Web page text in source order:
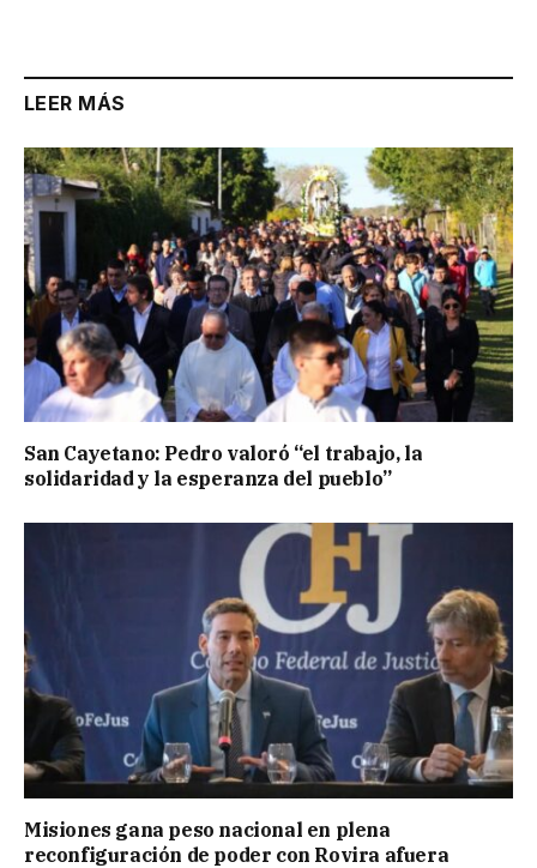
LEER MÁS
San Cayetano: Pedro valoró “el trabajo, la
solidaridad y la esperanza del pueblo”
Misiones gana peso nacional en plena
reconfiguración de poder con Rovira afuera